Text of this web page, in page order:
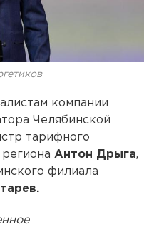
компании
Челябинской
тарифного
Антон Дрыга,
филиала